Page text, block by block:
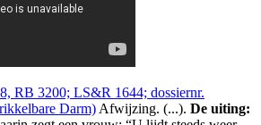
RB 3200; LS&R 1644; dossiernr.
Darm) Afwijzing. (...). De uiting: